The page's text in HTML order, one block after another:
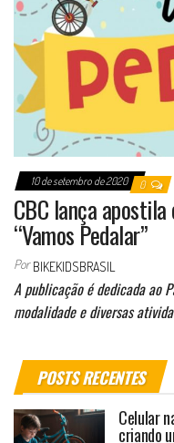
10 de setembro de 2020 0
CBC lança
“Vamos Pedalar”
Por BIKEKIDSBRASIL
A publicação é dedicada ao
modalidade e diversas
POSTS RECENTES
Celular
criando